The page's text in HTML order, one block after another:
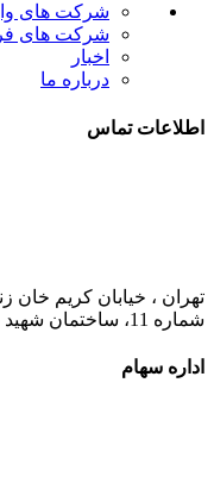
شرکت های
شرکت های
اخبار
درباره ما
اطلاعات تماس
تهران ، خیابان کریم خان
شماره 11، ساختمان شهید بهمن محمودپور
اداره سهام